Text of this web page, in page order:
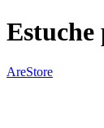
Estuche
AreStore